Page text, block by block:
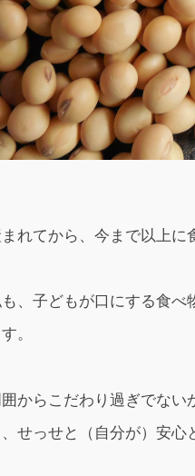
れてから、今まで以上に
、子どもが口にする食
。
からこだわり過ぎでない
せっせと（自分が）安心